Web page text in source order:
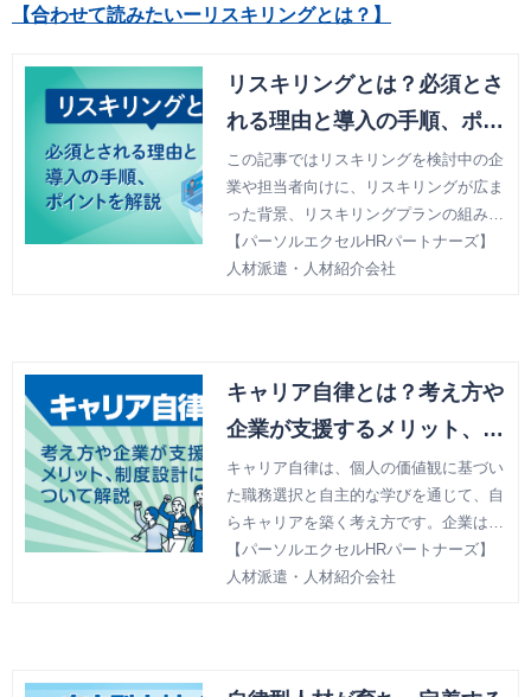
【合わせて読みたいーリスキリングとは？】
リスキリングとは？必須とさ
れる理由と導入の手順、ポイ
ントを解説
この記事ではリスキリングを検討中の企
業や担当者向けに、リスキリングが広ま
った背景、リスキリングプランの組み
方・進め方、施策実行時のポイントなど
を解説していきます。
【パーソルエクセルHRパートナーズ】
人材派遣・人材紹介会社
キャリア自律とは？考え方や
企業が支援するメリット、制
度設計について解説
キャリア自律は、個人の価値観に基づい
た職務選択と自主的な学びを通じて、自
らキャリアを築く考え方です。企業は社
会の変化に対応し、従来の組織主導型か
ら個人が主導するキャリア形成へとシフ
【パーソルエクセルHRパートナーズ】
人材派遣・人材紹介会社